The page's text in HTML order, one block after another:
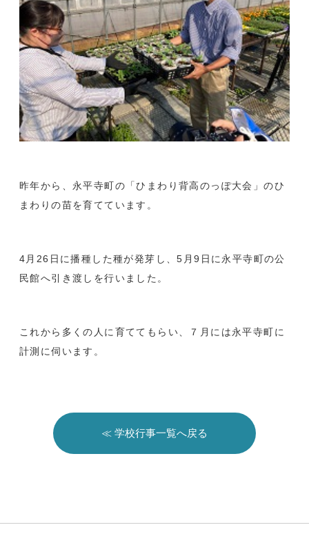
昨年から、永平寺町の「ひまわり背高のっぽ大会」のひ
まわりの苗を育てています。
4月26日に播種した種が発芽し、5月9日に永平寺町の公
民館へ引き渡しを行いました。
これから多くの人に育ててもらい、７月には永平寺町に
計測に伺います。
≪ 学校行事一覧へ戻る